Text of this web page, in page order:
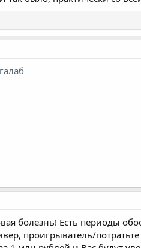
болезнь! Есть периоды
проигрыватель/